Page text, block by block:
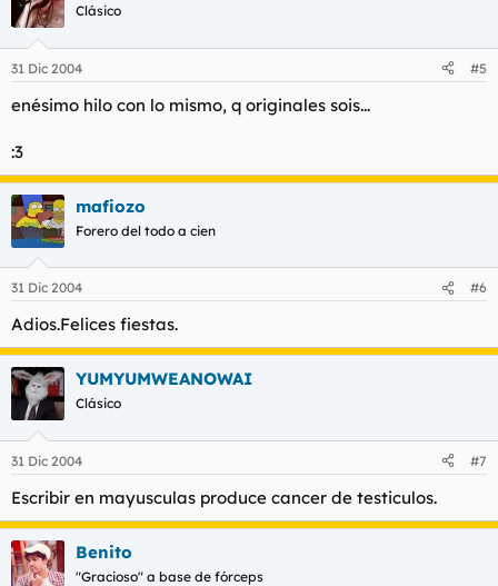
Clásico
31 Dic 2004 #5
enésimo hilo con lo mismo, q originales sois...
:3
mafiozo
Forero del todo a cien
31 Dic 2004 #6
Adios.Felices fiestas.
YUMYUMWEANOWAI
Clásico
31 Dic 2004 #7
Escribir en mayusculas produce cancer de testiculos.
Benito
"Gracioso" a base de fórceps